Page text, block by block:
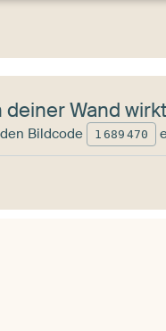
Wand wirkt
Bildcode 1 689 470